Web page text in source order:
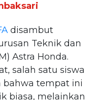
disambut
Teknik dan
Astra Honda.
salah satu siswa
bahwa tempat ini
biasa, melainkan